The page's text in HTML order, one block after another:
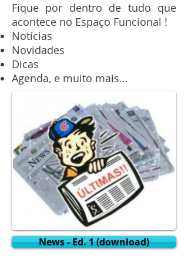
Fique por dentro de tudo que
acontece no Espaço Funcional !
Notícias
Novidades
Dicas
Agenda, e muito mais...
News - Ed. 1 (download)